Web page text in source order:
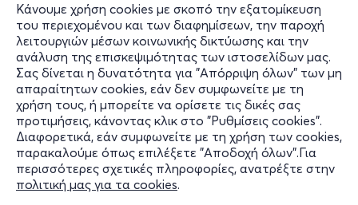
Κάνουμε χρήση cookies με σκοπό την εξατομίκευση
του περιεχομένου και των διαφημίσεων, την παροχή
λειτουργιών μέσων κοινωνικής δικτύωσης και την
ανάλυση της επισκεψιμότητας των ιστοσελίδων μας.
Σας δίνεται η δυνατότητα για "Απόρριψη όλων" των μη
απαραίτητων cookies, εάν δεν συμφωνείτε με τη
χρήση τους, ή μπορείτε να ορίσετε τις δικές σας
προτιμήσεις, κάνοντας κλικ στο "Ρυθμίσεις cookies".
Διαφορετικά, εάν συμφωνείτε με τη χρήση των cookies,
παρακαλούμε όπως επιλέξετε "Αποδοχή όλων".Για
περισσότερες σχετικές πληροφορίες, ανατρέξτε στην
πολιτική μας για τα cookies.
Πληροφορίες
Υποστήριξη
Stay Connected